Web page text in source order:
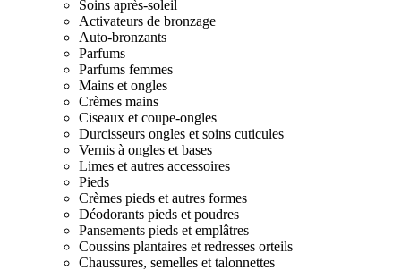
Soins après-soleil
Activateurs de bronzage
Auto-bronzants
Parfums
Parfums femmes
Mains et ongles
Crèmes mains
Ciseaux et coupe-ongles
Durcisseurs ongles et soins cuticules
Vernis à ongles et bases
Limes et autres accessoires
Pieds
Crèmes pieds et autres formes
Déodorants pieds et poudres
Pansements pieds et emplâtres
Coussins plantaires et redresses orteils
Chaussures, semelles et talonnettes